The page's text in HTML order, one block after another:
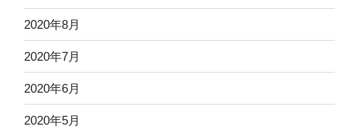
2020年8月
2020年7月
2020年6月
2020年5月